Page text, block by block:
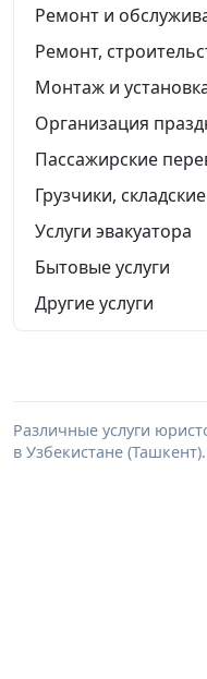
Ремонт и
Ремонт,
Монтаж и
Организация
Пассажирские
Грузчики,
Услуги эвакуатора
Бытовые услуги
Другие услуги
Различные услуги
в Узбекистане (Ташкент).